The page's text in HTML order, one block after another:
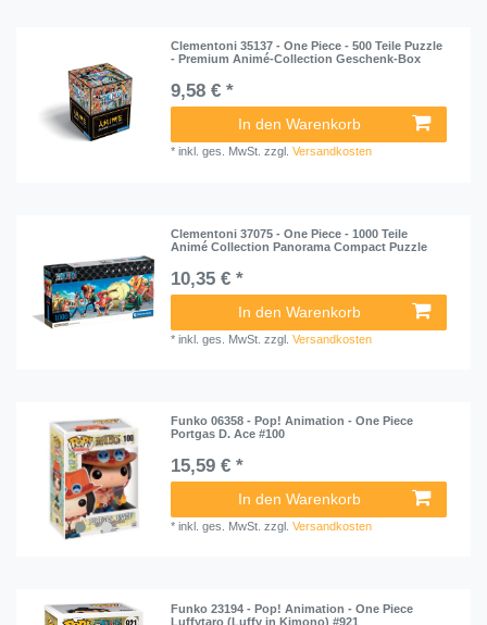
Clementoni 35137 - One Piece - 500 Teile Puzzle
- Premium Animé-Collection Geschenk-Box
9,58 € *
In den Warenkorb
*inkl. ges. MwSt. zzgl.Versandkosten
Clementoni 37075 - One Piece - 1000 Teile
Animé Collection Panorama Compact Puzzle
10,35 € *
In den Warenkorb
*inkl. ges. MwSt. zzgl.Versandkosten
Funko 06358 - Pop! Animation - One Piece
Portgas D. Ace #100
15,59 € *
In den Warenkorb
*inkl. ges. MwSt. zzgl.Versandkosten
Funko 23194 - Pop! Animation - One Piece
Luffytaro (Luffy in Kimono) #921